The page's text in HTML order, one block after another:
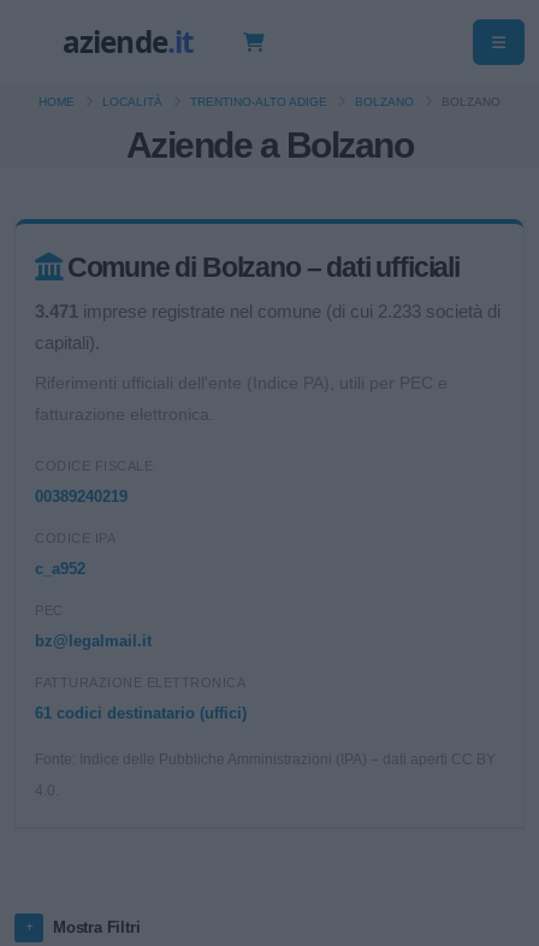
Aziende a Bolzano
HOME LOCALITÀ TRENTINO-ALTO ADIGE BOLZANO BOLZANO
Comune di Bolzano – dati ufficiali
3.471 imprese registrate nel comune (di cui 2.233 società di
capitali).
Riferimenti ufficiali dell'ente (Indice PA), utili per PEC e
fatturazione elettronica.
CODICE FISCALE
00389240219
CODICE IPA
c_a952
PEC
bz@legalmail.it
FATTURAZIONE ELETTRONICA
61 codici destinatario (uffici)
Fonte: Indice delle Pubbliche Amministrazioni (IPA) – dati aperti CC BY
Mostra Filtri